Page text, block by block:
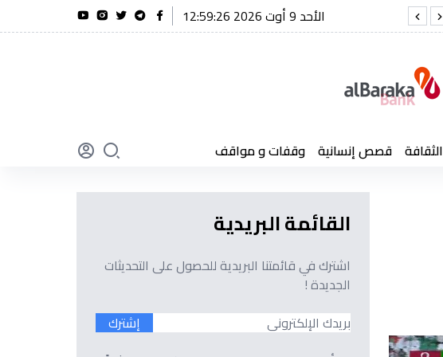
حادث بومرداس: رئيس الجمهورية يتلقى تعازي خادم الحرمين الشريفين
الأحد 9 أوت 2026 12:59:27
الثقافة قصص إنسانية وقفات و مواقف
القائمة البريدية
اشترك في قائمتنا البريدية للحصول على التحديثات
الجديدة !
إشترك